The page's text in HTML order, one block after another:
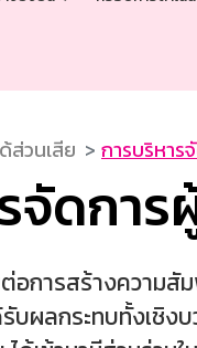
ส่วนเสีย การบริหาร
จัดกา
อการสร้างความสั
บผลกระทบทั้งเชิง